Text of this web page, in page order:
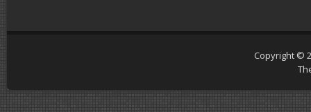
Copyright ©